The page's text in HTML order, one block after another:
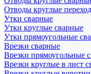
Отводы круглые
Утки сварные
Утки круглые сварные
Утки прямоугольные
Врезки сварные
Врезки прямоугольные
Врезки круглые в лист